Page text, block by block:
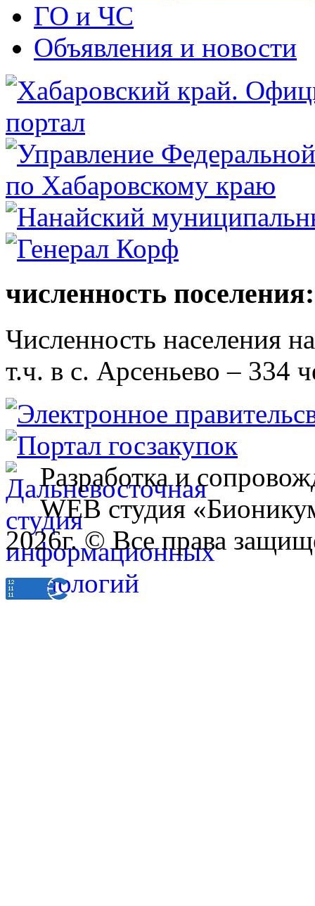
ГО и ЧС
Объявления и новости
численность поселения:
Численность населения
т.ч. в с. Арсеньево – 334
Разработка и
WEB студия
2026г. © Все права